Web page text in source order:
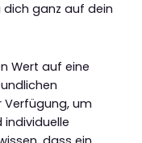
dich ganz auf dein
Wert auf eine
Verfügung, um